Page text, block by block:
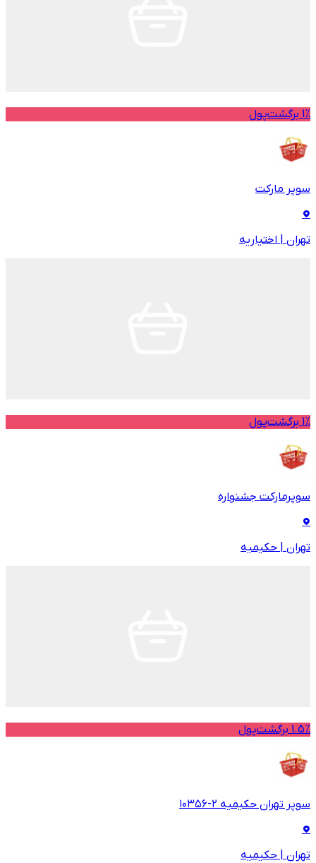
1% برگشت‌پول
سوپر مارکت
تهران | اختیاریه
1% برگشت‌پول
سوپرمارکت جشنواره
تهران | حکیمیه
1.5% برگشت‌پول
سوپر تهران حکیمیه ۲-۱۰۳۵۶
تهران | حکیمیه